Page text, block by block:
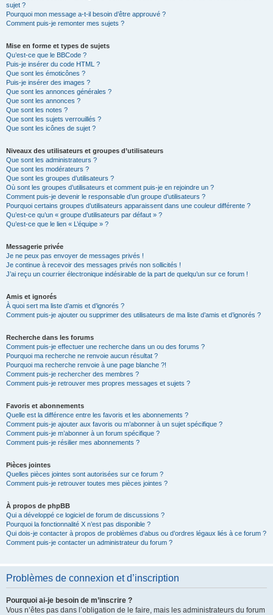
sujet ?
Pourquoi mon message a-t-il besoin d’être approuvé ?
Comment puis-je remonter mes sujets ?
Mise en forme et types de sujets
Qu’est-ce que le BBCode ?
Puis-je insérer du code HTML ?
Que sont les émoticônes ?
Puis-je insérer des images ?
Que sont les annonces générales ?
Que sont les annonces ?
Que sont les notes ?
Que sont les sujets verrouillés ?
Que sont les icônes de sujet ?
Niveaux des utilisateurs et groupes d’utilisateurs
Que sont les administrateurs ?
Que sont les modérateurs ?
Que sont les groupes d’utilisateurs ?
Où sont les groupes d’utilisateurs et comment puis-je en rejoindre un ?
Comment puis-je devenir le responsable d’un groupe d’utilisateurs ?
Pourquoi certains groupes d’utilisateurs apparaissent dans une couleur différente ?
Qu’est-ce qu’un « groupe d’utilisateurs par défaut » ?
Qu’est-ce que le lien « L’équipe » ?
Messagerie privée
Je ne peux pas envoyer de messages privés !
Je continue à recevoir des messages privés non sollicités !
J’ai reçu un courrier électronique indésirable de la part de quelqu’un sur ce forum !
Amis et ignorés
À quoi sert ma liste d’amis et d’ignorés ?
Comment puis-je ajouter ou supprimer des utilisateurs de ma liste d’amis et d’ignorés ?
Recherche dans les forums
Comment puis-je effectuer une recherche dans un ou des forums ?
Pourquoi ma recherche ne renvoie aucun résultat ?
Pourquoi ma recherche renvoie à une page blanche ?!
Comment puis-je rechercher des membres ?
Comment puis-je retrouver mes propres messages et sujets ?
Favoris et abonnements
Quelle est la différence entre les favoris et les abonnements ?
Comment puis-je ajouter aux favoris ou m’abonner à un sujet spécifique ?
Comment puis-je m’abonner à un forum spécifique ?
Comment puis-je résilier mes abonnements ?
Pièces jointes
Quelles pièces jointes sont autorisées sur ce forum ?
Comment puis-je retrouver toutes mes pièces jointes ?
À propos de phpBB
Qui a développé ce logiciel de forum de discussions ?
Pourquoi la fonctionnalité X n’est pas disponible ?
Qui dois-je contacter à propos de problèmes d’abus ou d’ordres légaux liés à ce forum ?
Comment puis-je contacter un administrateur du forum ?
Problèmes de connexion et d’inscription
Pourquoi ai-je besoin de m’inscrire ?
Vous n’êtes pas dans l’obligation de le faire, mais les administrateurs du forum